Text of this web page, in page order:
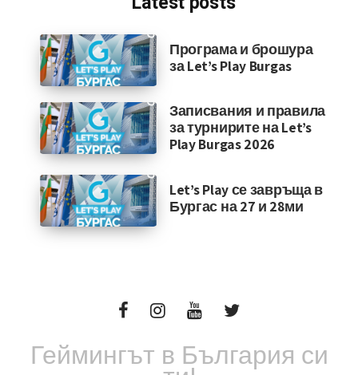
Програма и брошура
за Let’s Play Burgas
Записвания и правила
за турнирите на Let’s
Play Burgas 2026
Let’s Play се завръща в
Бургас на 27 и 28ми
Геймингът в България си